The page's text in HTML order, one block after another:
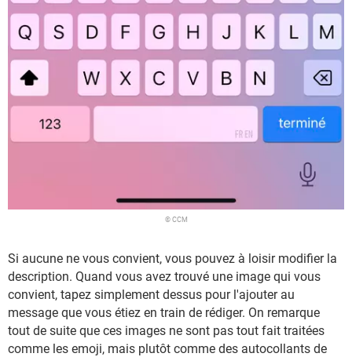
© CCM
Si aucune ne vous convient, vous pouvez à loisir modifier la
description. Quand vous avez trouvé une image qui vous
convient, tapez simplement dessus pour l'ajouter au
message que vous étiez en train de rédiger. On remarque
tout de suite que ces images ne sont pas tout fait traitées
comme les emoji, mais plutôt comme des autocollants de